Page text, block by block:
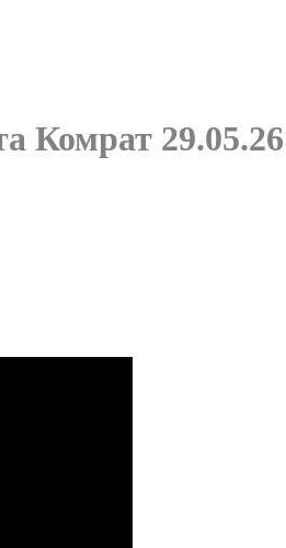
Комрат